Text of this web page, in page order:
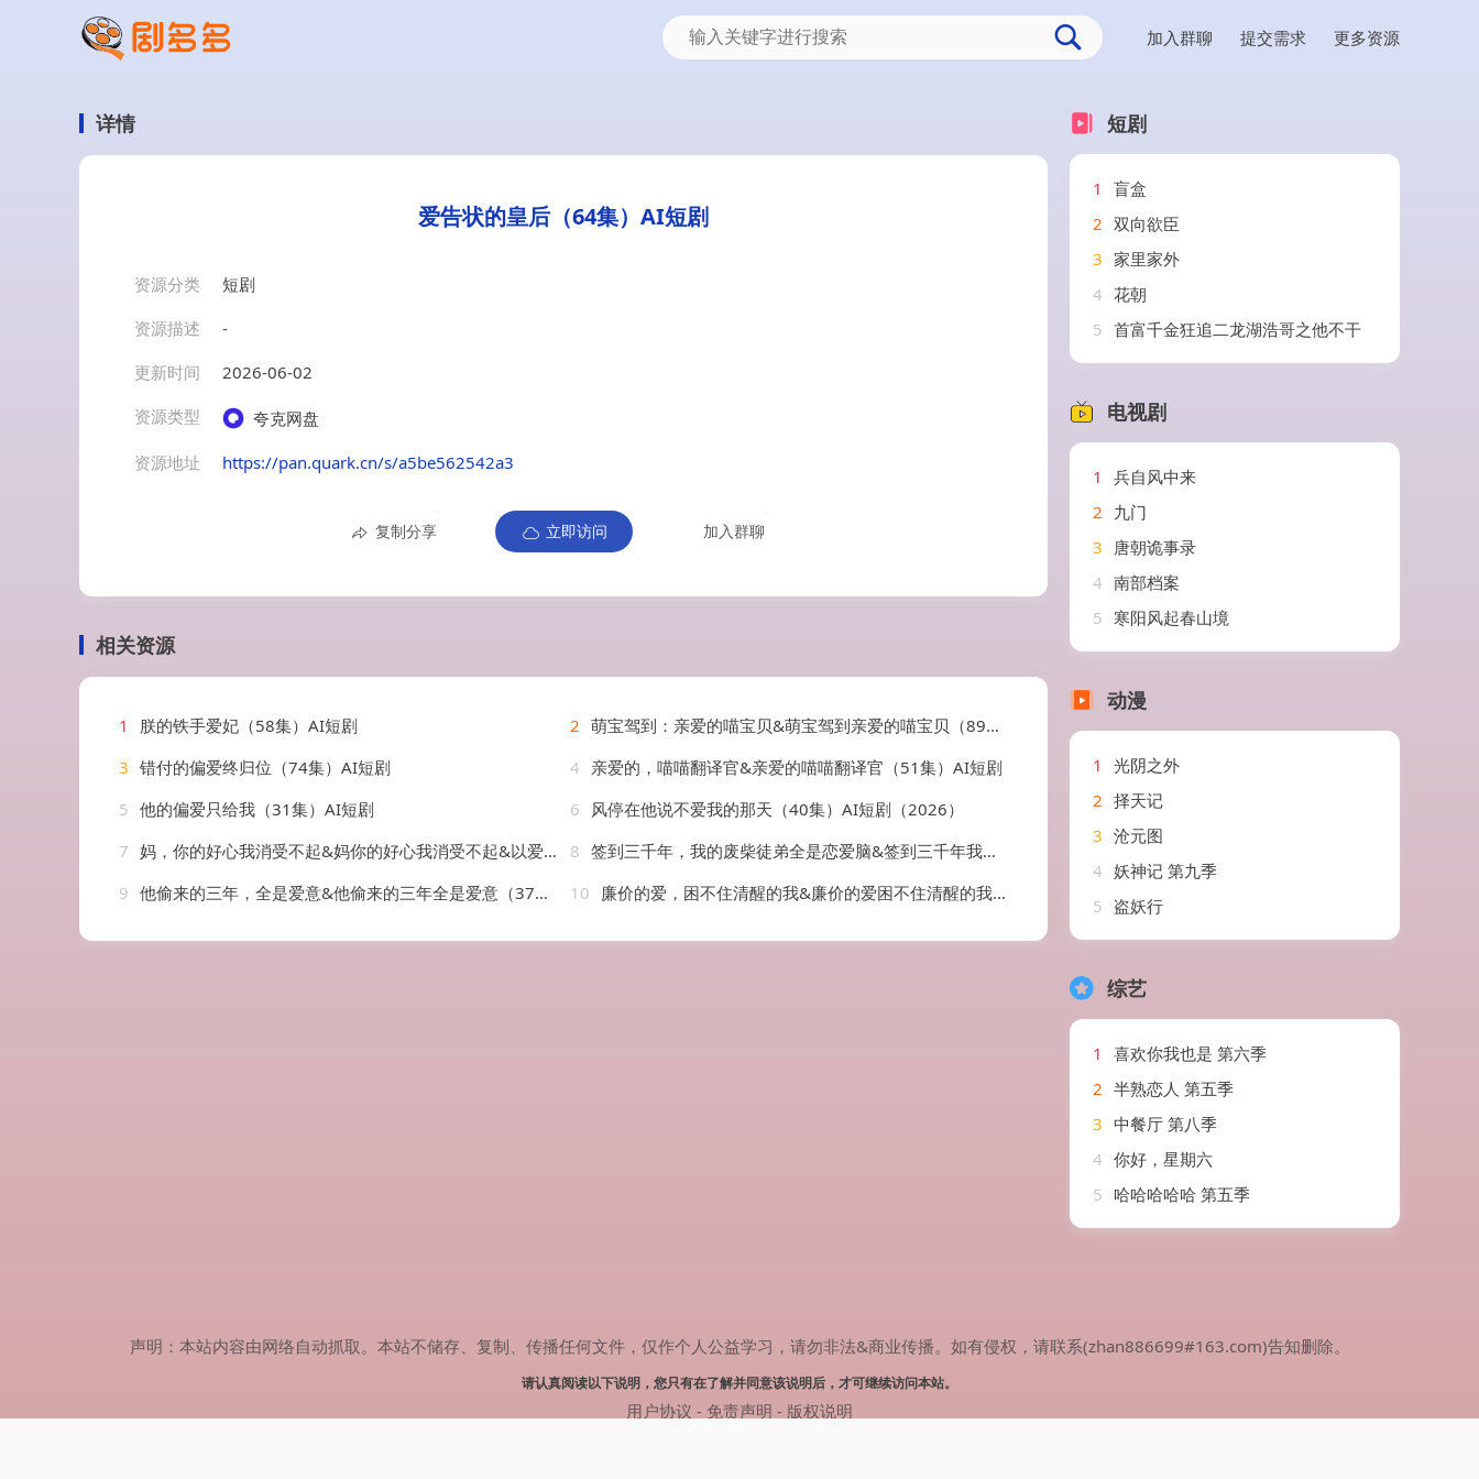
加入群聊 提交需求 更多资源
详情
爱告状的皇后（64集）AI短剧
资源分类
短剧
资源描述
-
更新时间
2026-06-02
资源类型
夸克网盘
资源地址
https://pan.quark.cn/s/a5be562542a3
复制分享 立即访问 加入群聊
相关资源
1 朕的铁手爱妃（58集）AI短剧 2 萌宝驾到：亲爱的喵宝贝&萌宝驾到亲爱的喵宝贝（89集）AI短剧
3 错付的偏爱终归位（74集）AI短剧 4 亲爱的，喵喵翻译官&亲爱的喵喵翻译官（51集）AI短剧
5 他的偏爱只给我（31集）AI短剧 6
风停在他说不爱我的那天（40集）AI短剧（2026）
7 妈，你的好心我消受不起&妈你的好心我消受不起&以爱为名的谋害（55集）AI短剧 8 签到三千年，我的废柴徒弟全是恋爱脑&签到三千年我的废柴徒弟全是恋爱脑（60集）AI短剧
9 他偷来的三年，全是爱意&他偷来的三年全是爱意（37集）AI短剧 10 廉价的爱，困不住清醒的我&廉价的爱困不住清醒的我（69集）AI短剧
短剧
1
盲盒
2 双向欲臣
3 家里家外
4 花朝
5 首富千金狂追二龙湖浩哥之他不干
电视剧
1
兵自风中来
2 九门
3 唐朝诡事录
4 南部档案
5 寒阳风起春山境
动漫
1
光阴之外
2 择天记
3 沧元图
4 妖神记 第九季
5 盗妖行
综艺
1
喜欢你我也是 第六季
2 半熟恋人 第五季
3 中餐厅 第八季
4 你好，星期六
5 哈哈哈哈哈 第五季
声明：本站内容由网络自动抓取。本站不储存、复制、传播任何文件，仅作个人公益学习，请勿非法&商业传播。如有侵权，请联系(zhan886699#163.com)告知删除。
请认真阅读以下说明，您只有在了解并同意该说明后，才可继续访问本站。
用户协议 - 免责声明 - 版权说明